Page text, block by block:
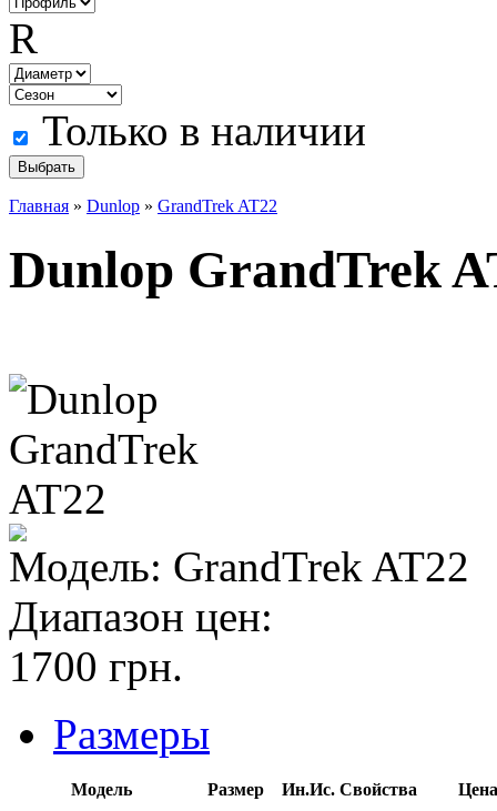
R
Только в наличии
Главная » Dunlop » GrandTrek AT22
Dunlop GrandTrek
Модель: GrandTrek AT22
Диапазон цен:
1700 грн.
Размеры
Модель Размер Ин.Ис. Свойства
Цена